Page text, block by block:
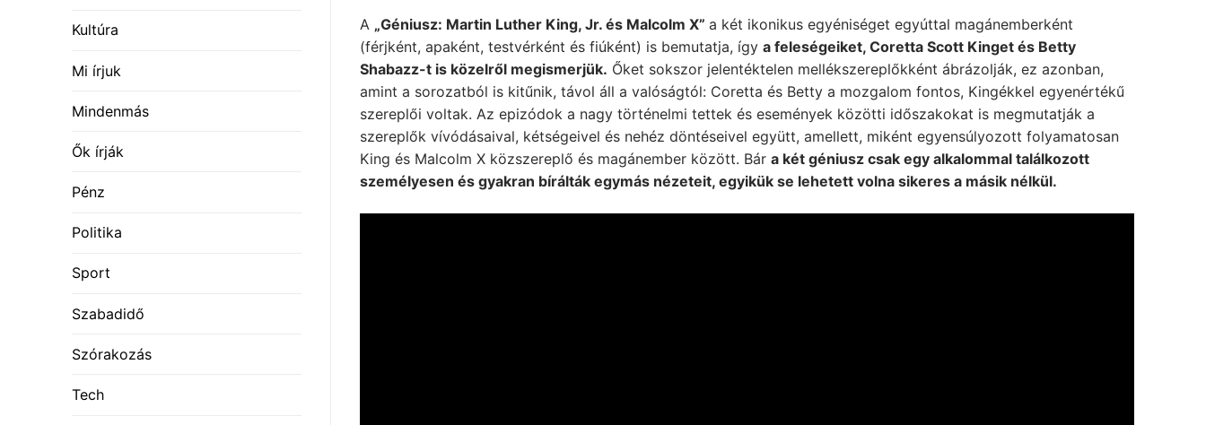
A „Géniusz: Martin Luther King, Jr. és Malcolm X” a két ikonikus egyéniséget egyúttal magánemberként
(férjként, apaként, testvérként és fiúként) is bemutatja, így a feleségeiket, Coretta Scott Kinget és Betty
Shabazz-t is közelről megismerjük. Őket sokszor jelentéktelen mellékszereplőkként ábrázolják, ez azonban,
amint a sorozatból is kitűnik, távol áll a valóságtól: Coretta és Betty a mozgalom fontos, Kingékkel egyenértékű
szereplői voltak. Az epizódok a nagy történelmi tettek és események közötti időszakokat is megmutatják a
szereplők vívódásaival, kétségeivel és nehéz döntéseivel együtt, amellett, miként egyensúlyozott folyamatosan
King és Malcolm X közszereplő és magánember között. Bár a két géniusz csak egy alkalommal találkozott
személyesen és gyakran bírálták egymás nézeteit, egyikük se lehetett volna sikeres a másik nélkül.
Kultúra
Mi írjuk
Mindenmás
Ők írják
Pénz
Politika
Sport
Szabadidő
Szórakozás
Tech